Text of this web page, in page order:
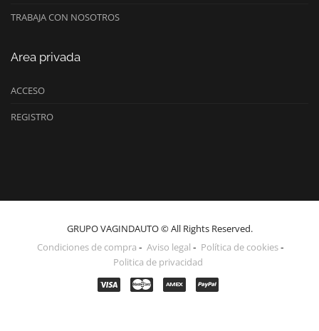
TRABAJA CON NOSOTROS
Area privada
ACCESO
REGISTRO
GRUPO VAGINDAUTO © All Rights Reserved.
Condiciones de compra
Aviso legal
Política de cookies
Politica de privacidad